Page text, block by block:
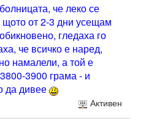
че леко се
щото от 2-3 дни усещам
гледаха го
че всичко е наред,
намалели, а той е
3900 грама - и
да дивее
Активен